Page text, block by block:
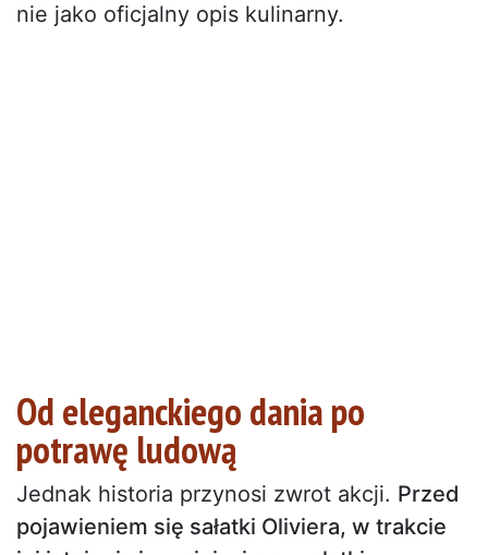
nie jako oficjalny opis kulinarny.
Od eleganckiego dania po
potrawę ludową
Jednak historia przynosi zwrot akcji. Przed
pojawieniem się sałatki Oliviera, w trakcie